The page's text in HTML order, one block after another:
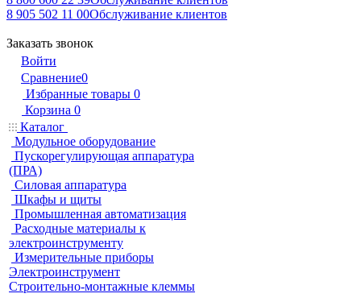
8 905 502 11 00Обслуживание клиентов
Заказать звонок
Войти
Сравнение0
Избранные товары 0
Корзина 0
Каталог
Модульное оборудование
Пускорегулирующая аппаратура
(ПРА)
Силовая аппаратура
Шкафы и щиты
Промышленная автоматизация
Расходные материалы к
электроинструменту
Измерительные приборы
Электроинструмент
Строительно-монтажные клеммы